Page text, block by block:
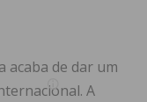
acaba de dar um
A